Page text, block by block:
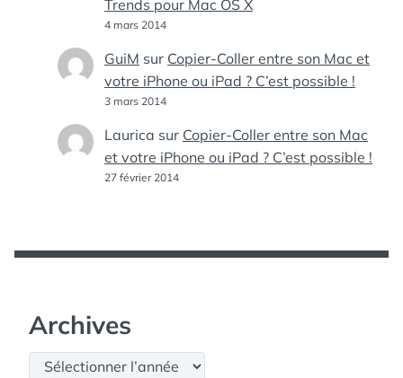
Trends pour Mac OS X
4 mars 2014
GuiM sur Copier-Coller entre son Mac et
votre iPhone ou iPad ? C’est possible !
3 mars 2014
Laurica sur Copier-Coller entre son Mac
et votre iPhone ou iPad ? C’est possible !
27 février 2014
Archives
Archives